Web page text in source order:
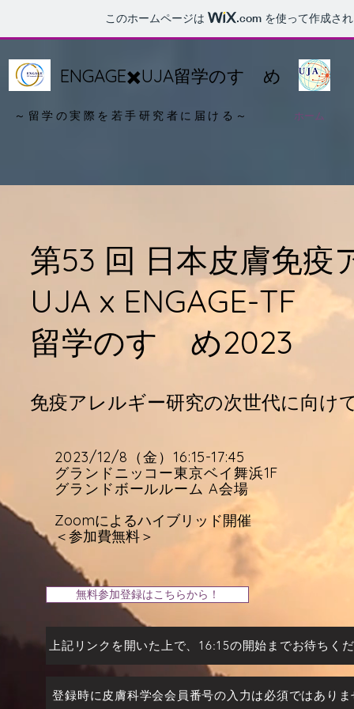
このホームページは .com を使って作成さ
ENGAGE✖️UJA留学のすゝめ
～留学の実際を若手研究者に届ける～ ホーム
第53 回 日本皮膚免疫
UJA x ENGAGE-TF
留学のすゝめ2023
免疫アレルギー研究の次世代に向け
2023/12/8 （金）16:15-17:45
グランドニッコー東京ベイ舞浜1F
グランドボールルーム A会場
Zoomによるハイブリッド開催
​＜参加費無料＞
無料参加登録はこちらから！
上記リンクを開いた上で、16:15の開始までお待ちく
登録時に皮膚科学会会員番号の入力は必須ではありま